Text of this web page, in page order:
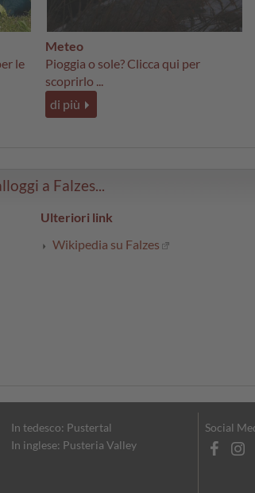
le
Meteo
Pioggia o sole? Clicca qui per
scoprirlo ...
di più
a Falzes...
Ulteriori link
Wikipedia su Falzes
In tedesco: Pustertal
In inglese: Pusteria Valley
Social